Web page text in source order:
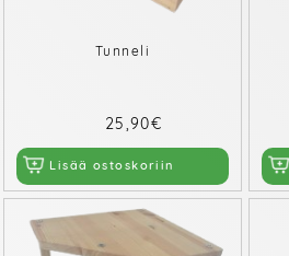
Tunneli
25,90€
Lisää ostoskoriin